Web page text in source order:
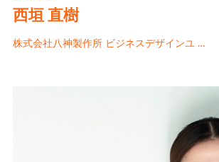
西垣 直樹
株式会社八神製作所 ビジネスデザインユ …